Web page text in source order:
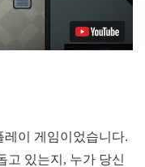
이 게임이었습니다.
고 있는지, 누가 당신